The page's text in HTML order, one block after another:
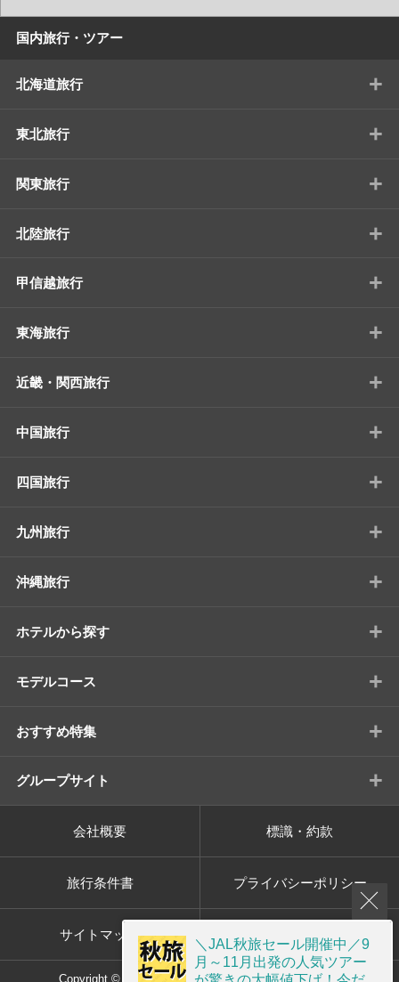
国内旅行・ツアー
北海道旅行 +
東北旅行 +
関東旅行 +
北陸旅行 +
甲信越旅行 +
東海旅行 +
近畿・関西旅行 +
中国旅行 +
四国旅行 +
九州旅行 +
沖縄旅行 +
ホテルから探す +
モデルコース +
おすすめ特集 +
グループサイト +
会社概要 標識・約款
旅行条件書 プライバシーポリシー
サイトマップ 画面共有サポート
＼JAL秋旅セール開催中／9
月～11月出発の人気ツアー